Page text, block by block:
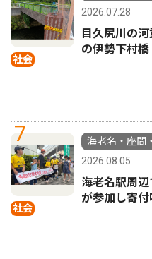
社会
2026.07.28
目久尻川の
の伊勢下村橋
7
社会
海老名・座間
2026.08.05
海老名駅周
が参加し寄